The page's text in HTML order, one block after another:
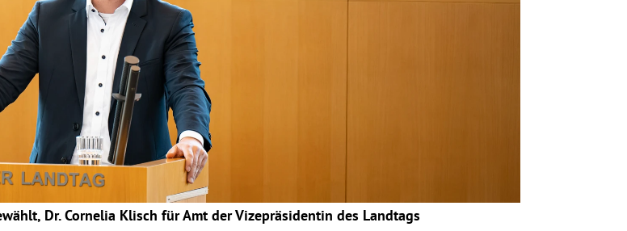
Dr. Cornelia Klisch für Amt der Vizepräsidentin des Landtags